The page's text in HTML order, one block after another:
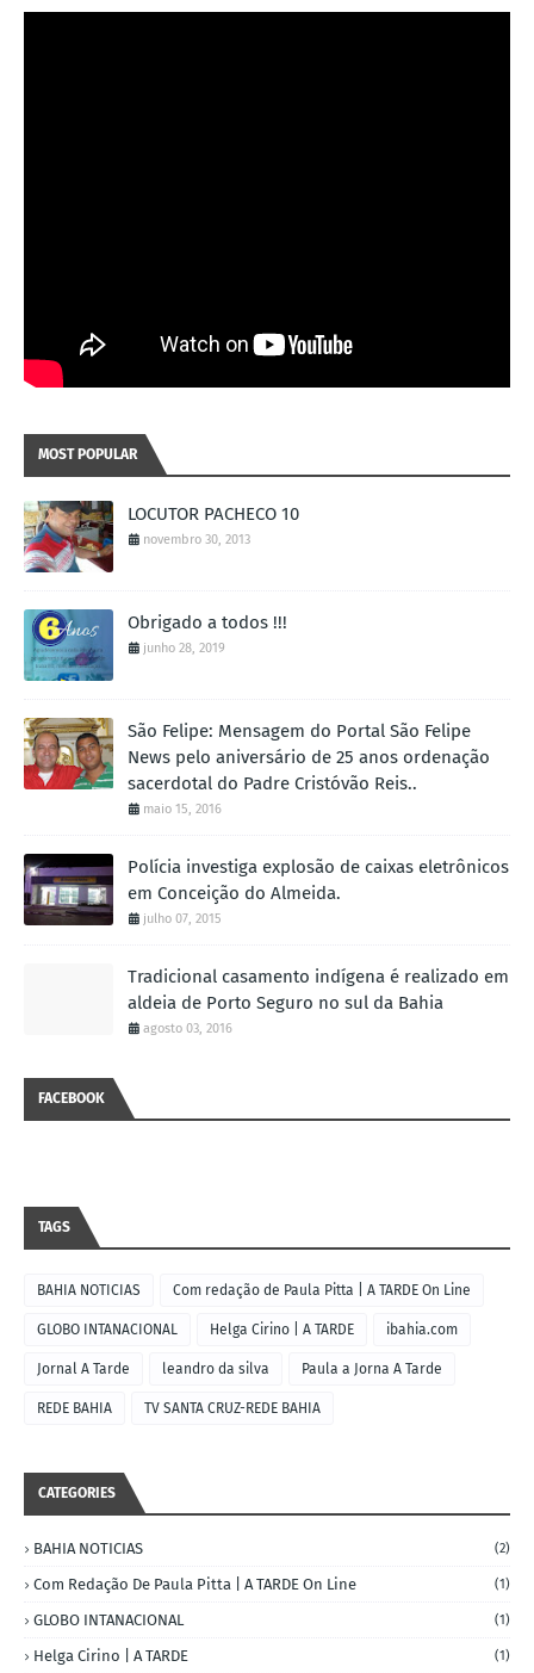
MOST POPULAR
LOCUTOR PACHECO 10
novembro 30, 2013
Obrigado a todos !!!
junho 28, 2019
São Felipe: Mensagem do Portal São Felipe
News pelo aniversário de 25 anos ordenação
sacerdotal do Padre Cristóvão Reis..
maio 15, 2016
Polícia investiga explosão de caixas eletrônicos
em Conceição do Almeida.
julho 07, 2015
Tradicional casamento indígena é realizado em
aldeia de Porto Seguro no sul da Bahia
agosto 03, 2016
FACEBOOK
TAGS
BAHIA NOTICIAS Com redação de Paula Pitta | A TARDE On Line
GLOBO INTANACIONAL Helga Cirino | A TARDE ibahia.com
Jornal A Tarde leandro da silva Paula a Jorna A Tarde
REDE BAHIA TV SANTA CRUZ-REDE BAHIA
CATEGORIES
BAHIA NOTICIAS (2)
Com Redação De Paula Pitta | A TARDE On Line (1)
GLOBO INTANACIONAL (1)
Helga Cirino | A TARDE (1)